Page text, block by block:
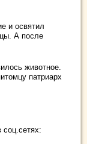
и освятил
А после
животное.
патриарх
соц.сетях: